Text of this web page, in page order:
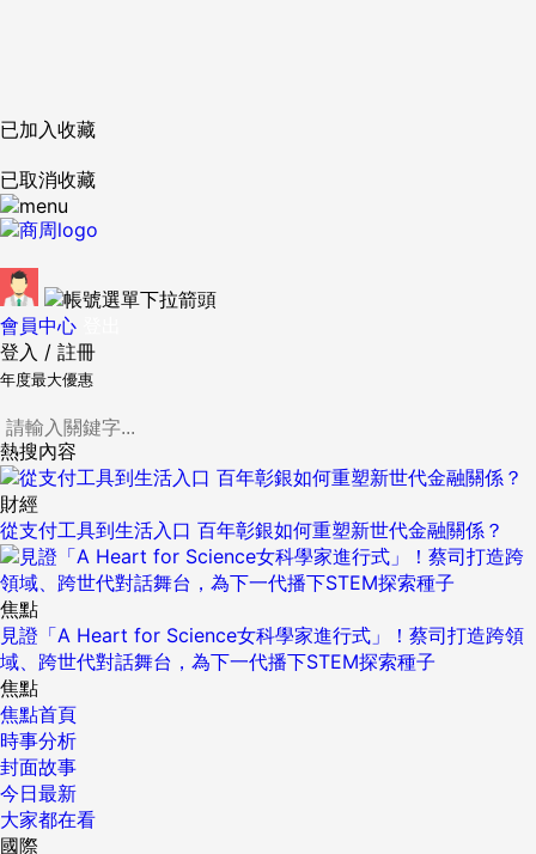
已加入收藏
已取消收藏
會員中心
登入 / 註冊
年度最大優惠
熱搜內容
財經
從支付工具到生活入口 百年彰銀如何重塑新世代金融關係？
焦點
見證「A Heart for Science女科學家進行式」！蔡司打造跨領
域、跨世代對話舞台，為下一代播下STEM探索種子
焦點
焦點首頁
時事分析
封面故事
今日最新
大家都在看
國際